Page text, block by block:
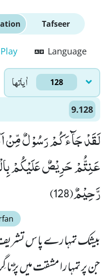
Tafseer
Play Language
اٰياتها 128
9.128
لَقَدْ جَآءَكُمْ رَسُوْلٌ مِّنْ
عَنِتُّمْ حَرِیْصٌ عَلَیْكُمْ
رَّحِیْمٌ(128)
بیشک تمہارے پاس
جن پر تمہارا مشقت میں